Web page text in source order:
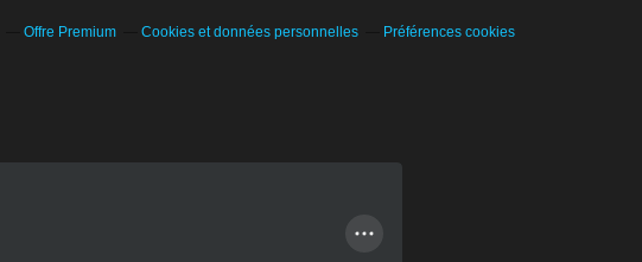
Offre Premium Cookies et données personnelles Préférences cookies